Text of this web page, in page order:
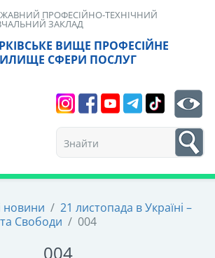
ВИЩЕ ПРОФЕСІЙНЕ
СФЕРИ ПОСЛУГ
ПРОФЕСІЙНО-ТЕХНІЧНИЙ
ЗАКЛАД
1
новини / 21 листопада в Україні –
Свободи / 004
004